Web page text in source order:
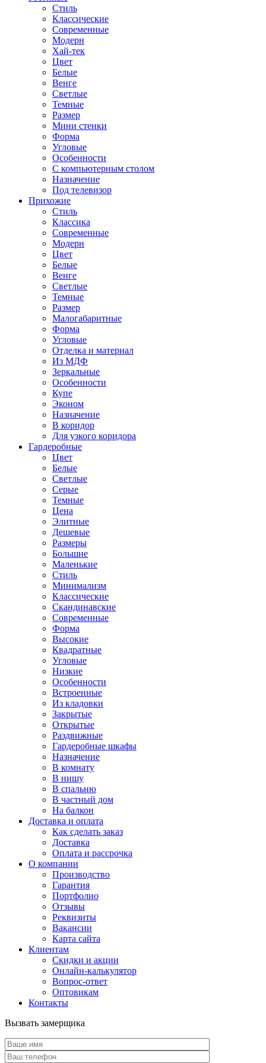
Стиль
Классические
Современные
Модерн
Хай-тек
Цвет
Белые
Венге
Светлые
Темные
Размер
Мини стенки
Форма
Угловые
Особенности
С компьютерным столом
Назначение
Под телевизор
Прихожие
Стиль
Классика
Современные
Модерн
Цвет
Белые
Венге
Светлые
Темные
Размер
Малогабаритные
Форма
Угловые
Отделка и материал
Из МДФ
Зеркальные
Особенности
Купе
Эконом
Назначение
В коридор
Для узкого коридора
Гардеробные
Цвет
Белые
Светлые
Серые
Темные
Цена
Элитные
Дешевые
Размеры
Большие
Маленькие
Стиль
Минимализм
Классические
Скандинавские
Современные
Форма
Высокие
Квадратные
Угловые
Низкие
Особенности
Встроенные
Из кладовки
Закрытые
Открытые
Раздвижные
Гардеробные шкафы
Назначение
В комнату
В нишу
В спальню
В частный дом
На балкон
Доставка и оплата
Как сделать заказ
Доставка
Оплата и рассрочка
О компании
Производство
Гарантия
Портфолио
Отзывы
Реквизиты
Вакансии
Карта сайта
Клиентам
Скидки и акции
Онлайн-калькулятор
Вопрос-ответ
Оптовикам
Контакты
Вызвать замерщика